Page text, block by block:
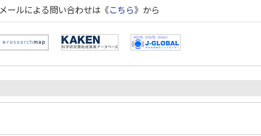
メールによる問い合わせは《こちら》から